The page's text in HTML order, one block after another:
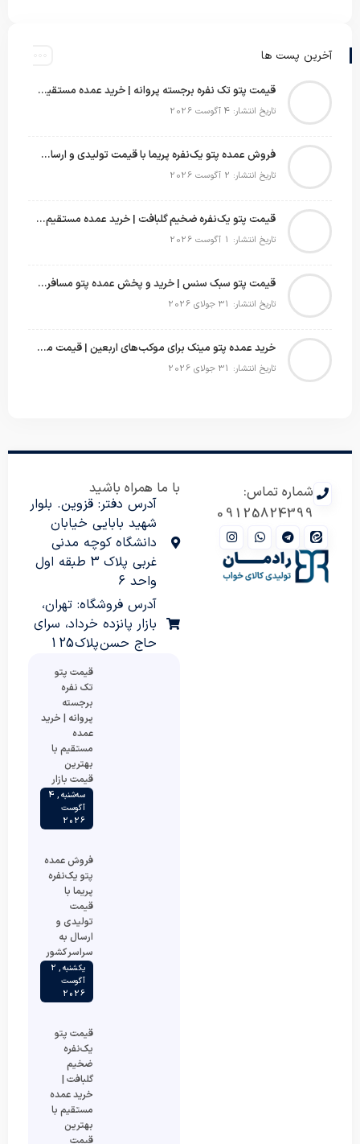
آخرین پست ها
قیمت پتو تک نفره برجسته پروانه | خرید عمده مستقیم با بهترین قیمت بازار
تاریخ انتشار: 4 آگوست 2026
فروش عمده پتو یک‌نفره پریما با قیمت تولیدی و ارسال به سراسر کشور
تاریخ انتشار: 2 آگوست 2026
قیمت پتو یک‌نفره ضخیم گلبافت | خرید عمده مستقیم با بهترین قیمت
تاریخ انتشار: 1 آگوست 2026
قیمت پتو سبک سنس | خرید و پخش عمده پتو مسافرتی Sense
تاریخ انتشار: 31 جولای 2026
خرید عمده پتو مینک برای موکب‌های اربعین | قیمت مناسب و ارسال سریع
تاریخ انتشار: 31 جولای 2026
شماره تماس:
09125824399
با ما همراه باشید
آدرس دفتر: قزوین. بلوار
شهید بابایی خیابان
دانشگاه کوچه مدنی
غربی پلاک 3 طبقه اول
واحد 6
آدرس فروشگاه: تهران،
بازار پانزده خرداد، سرای
حاج حسن پلاک 125
قیمت پتو
تک نفره
برجسته
پروانه | خرید
عمده
مستقیم با
بهترین
قیمت بازار
سه‌شنبه , 4
آگوست
2026
فروش عمده
پتو یک‌نفره
پریما با
قیمت
تولیدی و
ارسال به
سراسر کشور
یکشنبه , 2
آگوست
2026
قیمت پتو
یک‌نفره
ضخیم
گلبافت |
خرید عمده
مستقیم با
بهترین
قیمت